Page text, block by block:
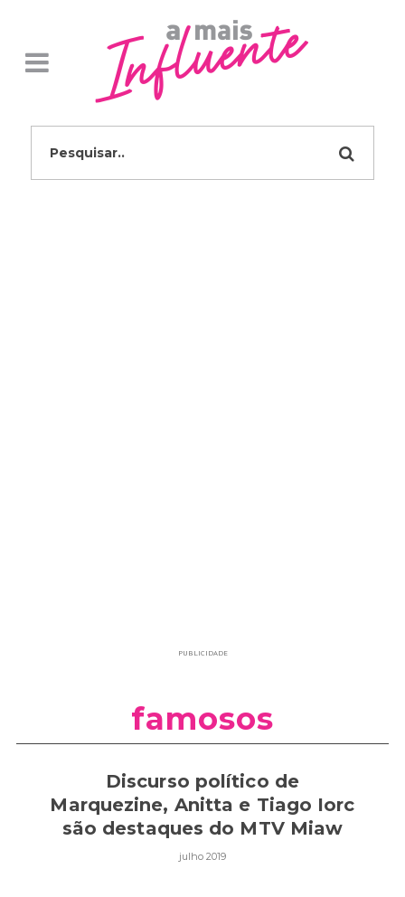
PUBLICIDADE
famosos
Discurso político de
Marquezine, Anitta e Tiago Iorc
são destaques do MTV Miaw
julho 2019